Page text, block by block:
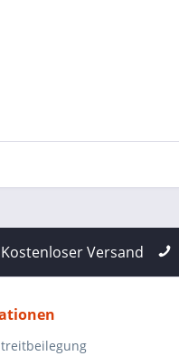
Kostenloser Versand